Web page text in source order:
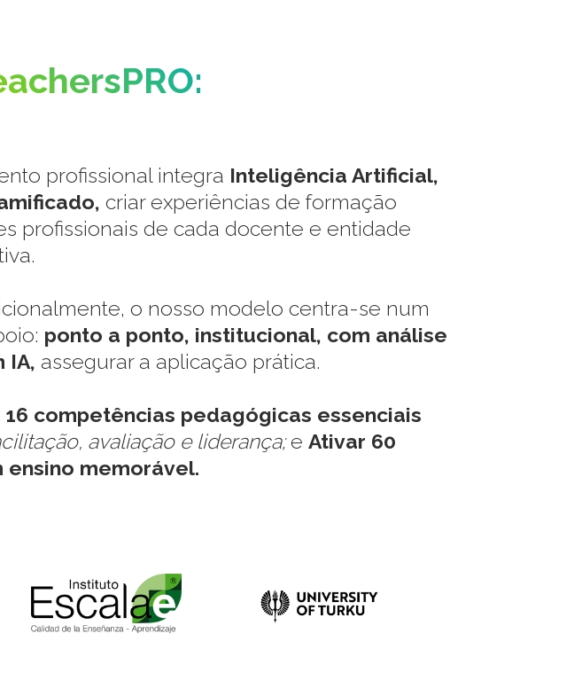
profissional integra Inteligência Artificial,
criar experiências de formação
profissionais de cada docente e entidade
o nosso modelo centra-se num
ponto a ponto, institucional, com análise
IA, assegurar a aplicação prática.
16 competências pedagógicas essenciais
avaliação e liderança;e Ativar 60
ensino memorável.